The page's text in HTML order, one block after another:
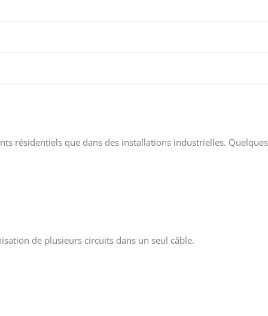
résidentiels que dans des installations industrielles. Quelques
de plusieurs circuits dans un seul câble.